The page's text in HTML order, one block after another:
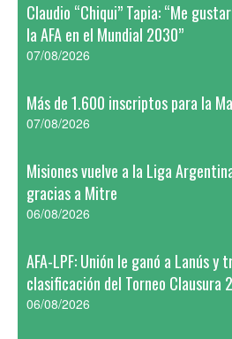
Claudio “Chiqui” Tapia: “Me
la AFA en el Mundial 2030”
07/08/2026
Más de 1.600 inscriptos para la
07/08/2026
Misiones vuelve a la Liga
gracias a Mitre
06/08/2026
AFA-LPF: Unión le ganó a Lanús y
clasificación del Torneo Clausura
06/08/2026